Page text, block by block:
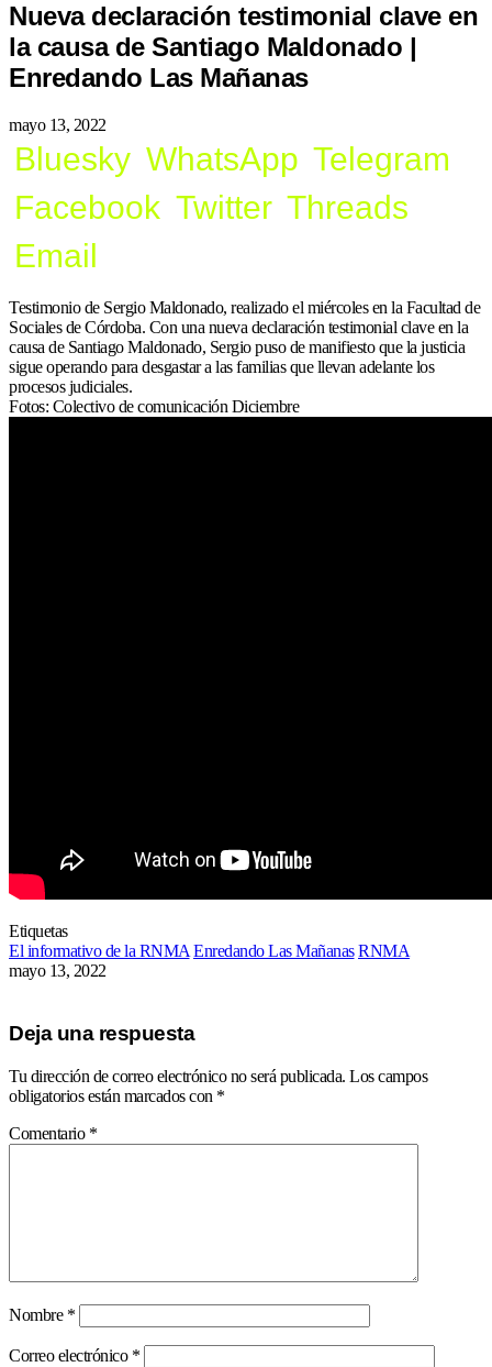
Nueva declaración testimonial clave en
la causa de Santiago Maldonado |
Enredando Las Mañanas
mayo 13, 2022
Bluesky WhatsApp Telegram
Facebook Twitter Threads
Email
Testimonio de Sergio Maldonado, realizado el miércoles en la Facultad de
Sociales de Córdoba. Con una nueva declaración testimonial clave en la
causa de Santiago Maldonado, Sergio puso de manifiesto que la justicia
sigue operando para desgastar a las familias que llevan adelante los
procesos judiciales.
Fotos: Colectivo de comunicación Diciembre
Etiquetas
El informativo de la RNMA Enredando Las Mañanas RNMA
mayo 13, 2022
Deja una respuesta
Tu dirección de correo electrónico no será publicada. Los campos
obligatorios están marcados con *
Comentario *
Nombre *
Correo electrónico *